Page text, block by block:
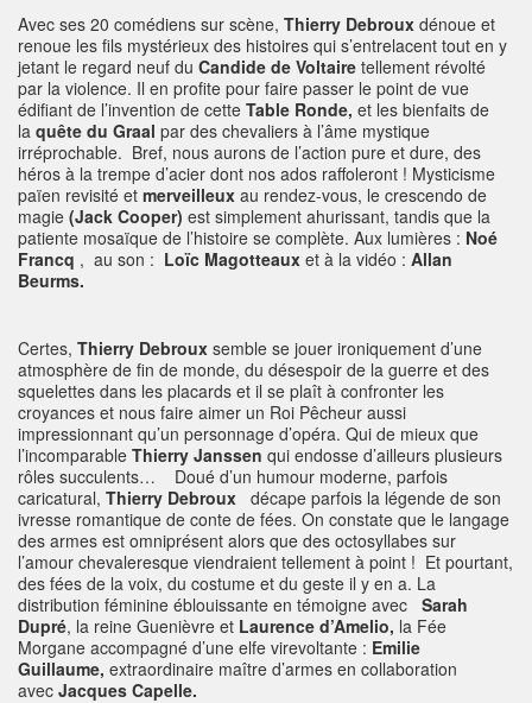
Avec ses 20 comédiens sur scène, Thierry Debroux dénoue et
renoue les fils mystérieux des histoires qui s’entrelacent tout en y
jetant le regard neuf du Candide de Voltaire tellement révolté
par la violence. Il en profite pour faire passer le point de vue
édifiant de l’invention de cette Table Ronde, et les bienfaits de
la quête du Graal par des chevaliers à l’âme mystique
irréprochable. Bref, nous aurons de l’action pure et dure, des
héros à la trempe d’acier dont nos ados raffoleront ! Mysticisme
païen revisité et merveilleux au rendez-vous, le crescendo de
magie (Jack Cooper) est simplement ahurissant, tandis que la
patiente mosaïque de l’histoire se complète. Aux lumières : Noé
Francq , au son : Loïc Magotteaux et à la vidéo : Allan
Beurms.
Certes, Thierry Debroux semble se jouer ironiquement d’une
atmosphère de fin de monde, du désespoir de la guerre et des
squelettes dans les placards et il se plaît à confronter les
croyances et nous faire aimer un Roi Pêcheur aussi
impressionnant qu’un personnage d’opéra. Qui de mieux que
l’incomparable Thierry Janssen qui endosse d’ailleurs plusieurs
rôles succulents… Doué d’un humour moderne, parfois
caricatural, Thierry Debroux décape parfois la légende de son
ivresse romantique de conte de fées. On constate que le langage
des armes est omniprésent alors que des octosyllabes sur
l’amour chevaleresque viendraient tellement à point ! Et pourtant,
des fées de la voix, du costume et du geste il y en a. La
distribution féminine éblouissante en témoigne avec Sarah
Dupré, la reine Guenièvre et Laurence d’Amelio, la Fée
Morgane accompagné d’une elfe virevoltante : Emilie
Guillaume, extraordinaire maître d’armes en collaboration
avec Jacques Capelle.